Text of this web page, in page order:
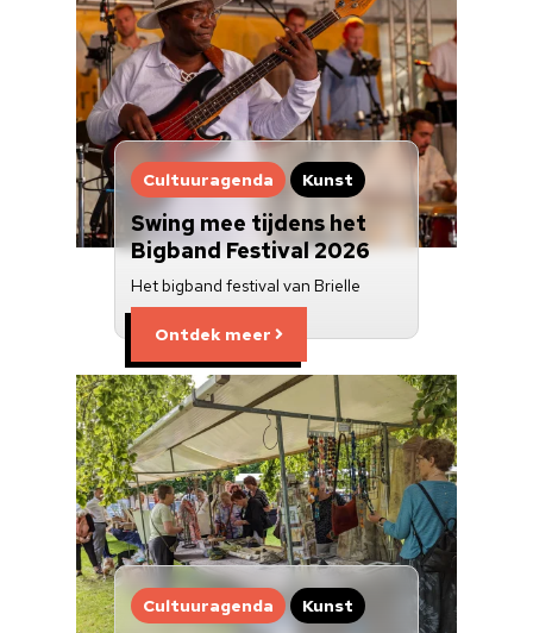
Cultuuragenda Kunst
Swing mee tijdens het
Bigband Festival 2026
Het bigband festival van Brielle
Ontdek meer
Cultuuragenda Kunst